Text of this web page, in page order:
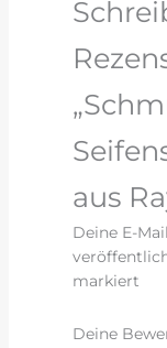
aus
Deine E-
markiert
Deine